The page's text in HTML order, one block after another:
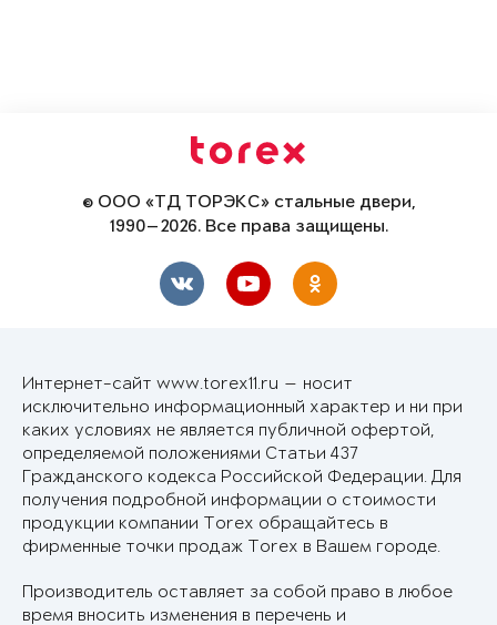
© ООО «ТД ТОРЭКС» стальные двери,
1990—2026. Все права защищены.
Интернет-сайт www.torex11.ru — носит
исключительно информационный характер и ни при
каких условиях не является публичной офертой,
определяемой положениями Статьи 437
Гражданского кодекса Российской Федерации. Для
получения подробной информации о стоимости
продукции компании Torex обращайтесь в
фирменные точки продаж Torex в Вашем городе.
Производитель оставляет за собой право в любое
время вносить изменения в перечень и